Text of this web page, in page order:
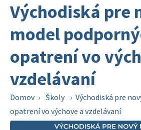
Východiská pre
model
opatrení vo
vzdelávaní
Domov › Školy › Východiská pre
opatrení vo výchove a vzdelávaní